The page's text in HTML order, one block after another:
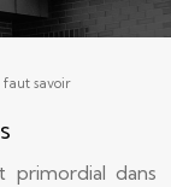
faut savoir
dans